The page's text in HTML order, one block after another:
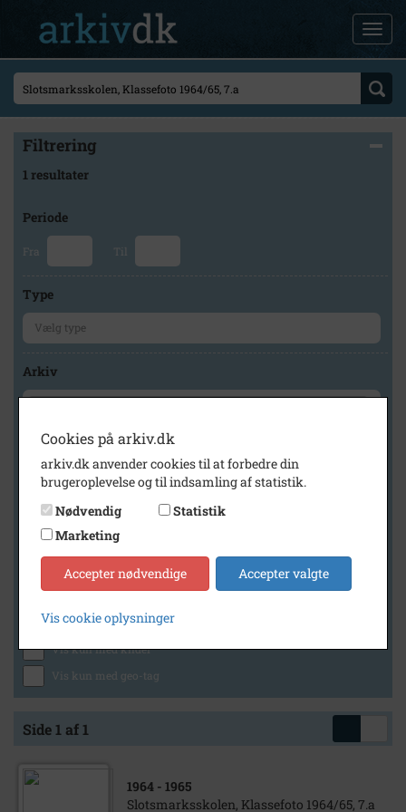
Filtrering
1 resultater
Periode
Fra Til
Type
Arkiv
Geografi
Generelt
Vis kun med billeder
Vis kun med lydklip
Vis kun med kilder
Vis kun med geo-tag
Side 1 af 1
1964 - 1965
Slotsmarksskolen, Klassefoto 1964/65, 7.a
Cookies på arkiv.dk
arkiv.dk anvender cookies til at forbedre din
brugeroplevelse og til indsamling af statistik.
Nødvendig
Statistik
Marketing
Accepter nødvendige Accepter valgte
Vis cookie oplysninger